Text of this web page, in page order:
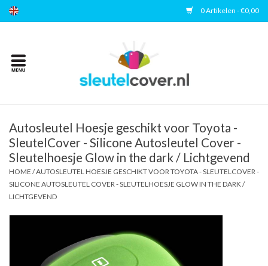
0 Artikelen - €0,00
Home
Accessoires
Veelgestelde vragen
Autosleutel Hoesje geschikt voor Toyota -
SleutelCover - Silicone Autosleutel Cover -
Sleutelhoesje Glow in the dark / Lichtgevend
HOME /AUTOSLEUTEL HOESJE GESCHIKT VOOR TOYOTA - SLEUTELCOVER -
SILICONE AUTOSLEUTEL COVER - SLEUTELHOESJE GLOW IN THE DARK /
LICHTGEVEND